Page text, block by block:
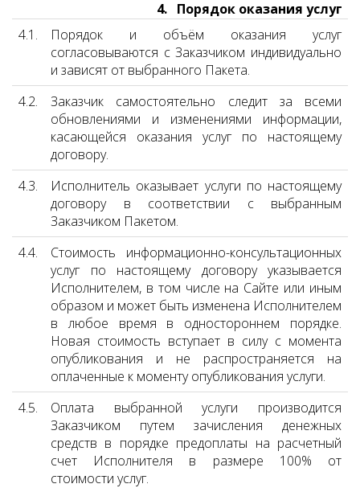
4. Порядок оказания услуг
4.1.
Порядок и объём оказания услуг
согласовываются с Заказчиком индивидуально
и зависят от выбранного Пакета.
4.2.
Заказчик самостоятельно следит за всеми
обновлениями и изменениями информации,
касающейся оказания услуг по настоящему
договору.
4.3.
Исполнитель оказывает услуги по настоящему
договору в соответствии с выбранным
Заказчиком Пакетом.
4.4.
Стоимость информационно-консультационных
услуг по настоящему договору указывается
Исполнителем, в том числе на Сайте или иным
образом и может быть изменена Исполнителем
в любое время в одностороннем порядке.
Новая стоимость вступает в силу с момента
опубликования и не распространяется на
оплаченные к моменту опубликования услуги.
4.5.
Оплата выбранной услуги производится
Заказчиком путем зачисления денежных
средств в порядке предоплаты на расчетный
счет Исполнителя в размере 100% от
стоимости услуг.